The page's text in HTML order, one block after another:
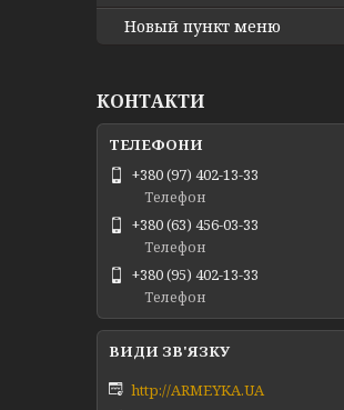
Новый пункт меню
КОНТАКТИ
+380 (97) 402-13-33
Телефон
+380 (63) 456-03-33
Телефон
+380 (95) 402-13-33
Телефон
http://ARMEYKA.UA